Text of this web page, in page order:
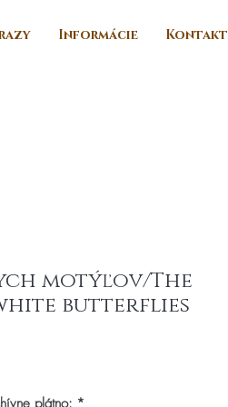
Informácie Kontakt
motýľov/The
butterflies
plátno: *